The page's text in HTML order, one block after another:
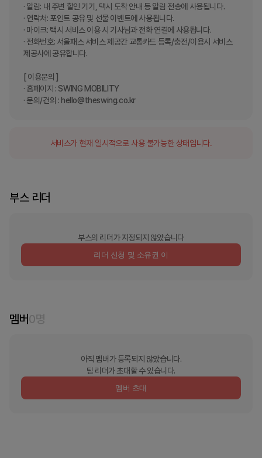
· 알림: 내 주변 할인 기기, 택시 도착 안내 등 알림 전송에 사용됩니다.
· 연락처: 포인트 공유 및 선물 이벤트에 사용됩니다.
· 마이크: 택시 서비스 이용 시 기사님과 전화 연결에 사용됩니다.
· 전화번호: 서울패스 서비스 제공간 교통카드 등록/충전/이용시 서비스
제공사에 공유합니다.
[ 이용문의 ]
· 홈페이지 : SWING MOBILITY
· 문의/건의 : hello@theswing.co.kr
서비스가 현재 일시적으로 사용 불가능한 상태입니다.
부스 리더
부스의 리더가 지정되지 않았습니다
리더 신청 및 소유권 이
멤버0명
아직 멤버가 등록되지 않았습니다.
팀 리더가 초대할 수 있습니다.
멤버 초대